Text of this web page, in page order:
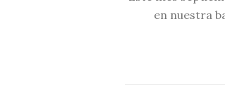
en nuestra